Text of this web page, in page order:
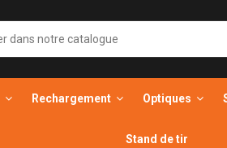
Rechargement Optiques
Stand de tir